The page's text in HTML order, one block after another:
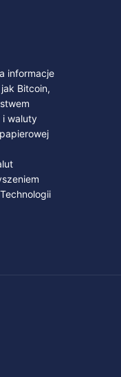
informacje
Bitcoin,
i waluty